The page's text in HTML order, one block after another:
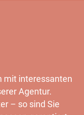
mit interessanten
Agentur.
– so sind Sie